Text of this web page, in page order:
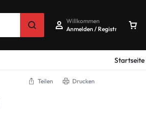
Willkommen
Anmelden / Registrieren
Startseite
Teilen Drucken